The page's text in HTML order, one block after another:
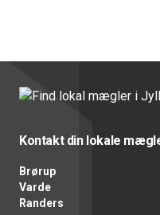
Kontakt din lokale
Brørup
Varde
Randers